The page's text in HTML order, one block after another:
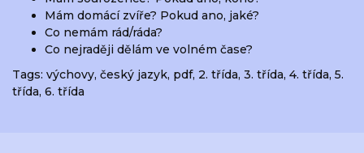
Mám domácí zvíře? Pokud ano, jaké?
Co nemám rád/ráda?
Co nejraději dělám ve volném čase?
Tags: výchovy, český jazyk, pdf, 2. třída, 3. třída, 4. třída, 5.
třída, 6. třída